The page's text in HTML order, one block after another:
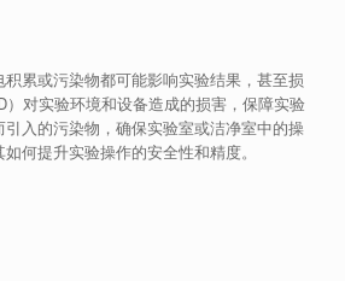
累或污染物都可能影响实验结果，甚至损
对实验环境和设备造成的损害，保障实验
入的污染物，确保实验室或洁净室中的操
何提升实验操作的安全性和精度。